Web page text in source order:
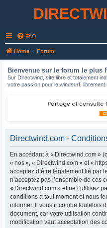
FAQ
Home Forum
Bienvenue sur le forum le plus
Sur Directwind, site libre et totalement
votre passion pour le windsurf, librement
Directwind.com -
En accédant à « Directwind.com »
« nos », « Directwind.com » et «
acceptez d’être légalement lié par
n’acceptez pas l’ensemble de ces
« Directwind.com » et ne l’utilisez
conditions à tout moment et nous
informer. Il vous incombe toutefois
document, car votre utilisation
modification vaut acceptation des